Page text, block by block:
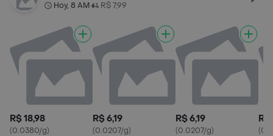
Hoy, 8 AM• R$ 7,99
R$ 18,98
(0.0380/g)
R$ 6,19
(0.0207/g)
R$ 6,19
(0.0207/g)
R$